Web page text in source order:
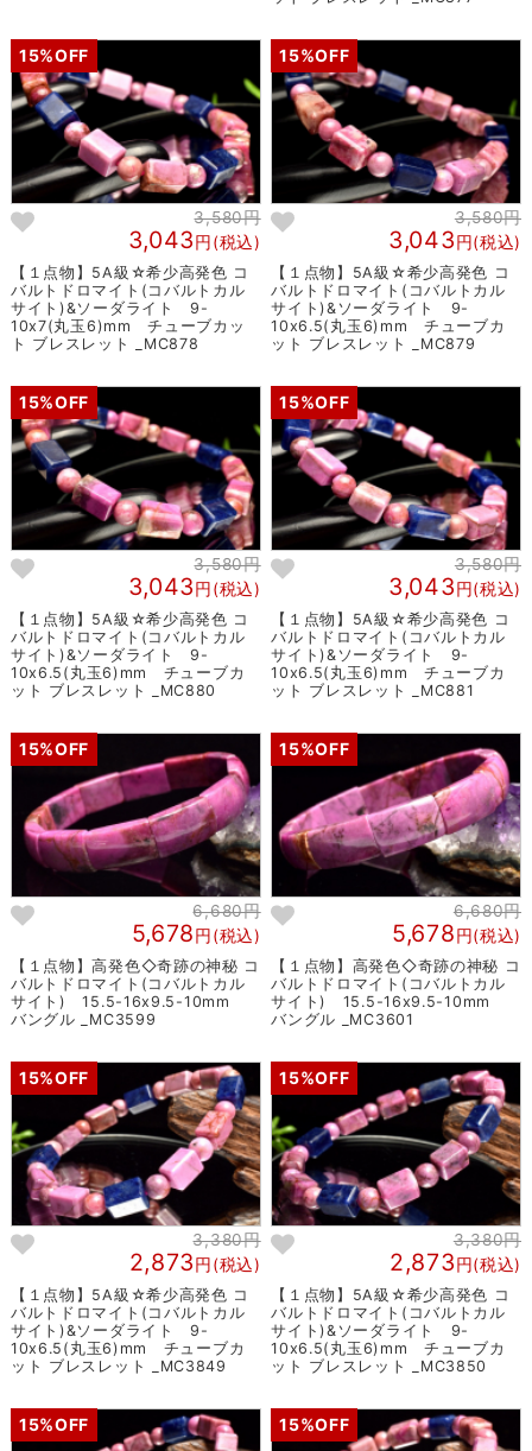
15%OFF
3,580円
3,043円(税込)
【１点物】5A級☆希少高発色 コ
バルトドロマイト(コバルトカル
サイト)&ソーダライト 9-
10x7(丸玉6)mm チューブカッ
ト ブレスレット _MC878
15%OFF
3,580円
3,043円(税込)
【１点物】5A級☆希少高発色 コ
バルトドロマイト(コバルトカル
サイト)&ソーダライト 9-
10x6.5(丸玉6)mm チューブカ
ット ブレスレット _MC879
15%OFF
3,580円
3,043円(税込)
【１点物】5A級☆希少高発色 コ
バルトドロマイト(コバルトカル
サイト)&ソーダライト 9-
10x6.5(丸玉6)mm チューブカ
ット ブレスレット _MC880
15%OFF
3,580円
3,043円(税込)
【１点物】5A級☆希少高発色 コ
バルトドロマイト(コバルトカル
サイト)&ソーダライト 9-
10x6.5(丸玉6)mm チューブカ
ット ブレスレット _MC881
15%OFF
6,680円
5,678円(税込)
【１点物】高発色◇奇跡の神秘 コ
バルトドロマイト(コバルトカル
サイト) 15.5-16x9.5-10mm
バングル _MC3599
15%OFF
6,680円
5,678円(税込)
【１点物】高発色◇奇跡の神秘 コ
バルトドロマイト(コバルトカル
サイト) 15.5-16x9.5-10mm
バングル _MC3601
15%OFF
3,380円
2,873円(税込)
【１点物】5A級☆希少高発色 コ
バルトドロマイト(コバルトカル
サイト)&ソーダライト 9-
10x6.5(丸玉6)mm チューブカ
ット ブレスレット _MC3849
15%OFF
3,380円
2,873円(税込)
【１点物】5A級☆希少高発色 コ
バルトドロマイト(コバルトカル
サイト)&ソーダライト 9-
10x6.5(丸玉6)mm チューブカ
ット ブレスレット _MC3850
15%OFF 15%OFF